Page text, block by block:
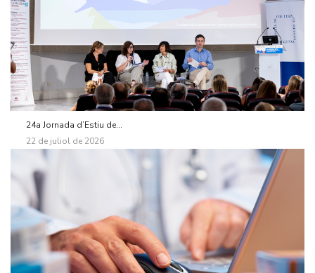
24a Jornada d’Estiu de...
22 de juliol de 2026